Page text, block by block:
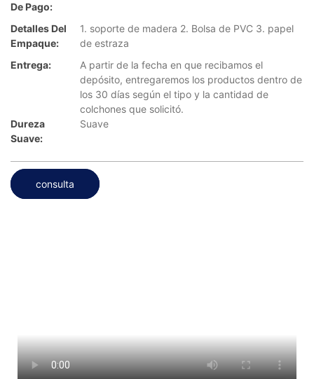
De Pago:
Detalles Del
Empaque:
1. soporte de madera 2. Bolsa de PVC 3. papel
de estraza
Entrega:
A partir de la fecha en que recibamos el
depósito, entregaremos los productos dentro de
los 30 días según el tipo y la cantidad de
colchones que solicitó.
Dureza
Suave:
Suave
consulta